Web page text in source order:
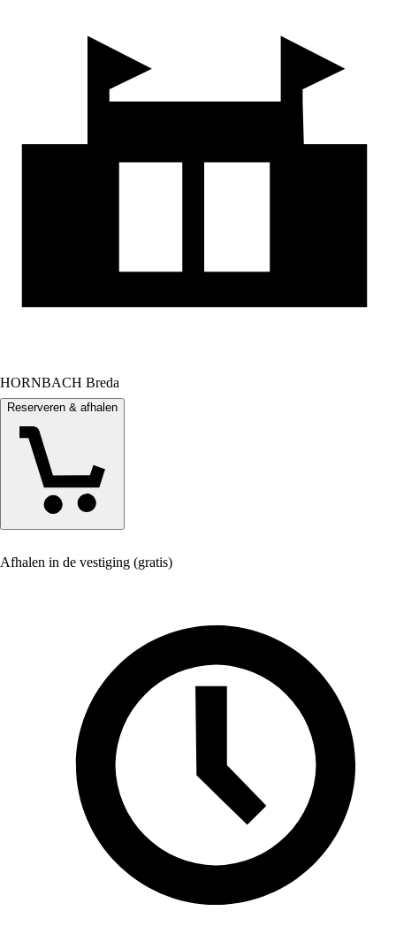
HORNBACH Breda
Reserveren & afhalen
Afhalen in de vestiging (gratis)